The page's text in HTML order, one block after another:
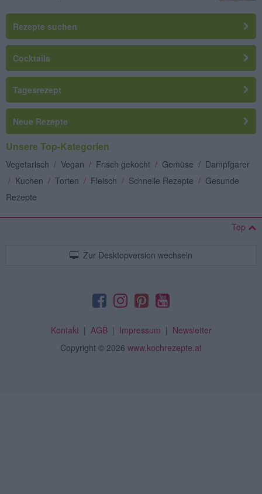
Rezepte suchen
Cocktails
Tagesrezept
Neue Rezepte
Unsere Top-Kategorien
Vegetarisch / Vegan / Frisch gekocht / Gemüse / Dampfgarer
/ Kuchen / Torten / Fleisch / Schnelle Rezepte / Gesunde
Rezepte
Top
Zur Desktopversion wechseln
Kontakt| AGB| Impressum | Newsletter
Copyright © 2026 www.kochrezepte.at